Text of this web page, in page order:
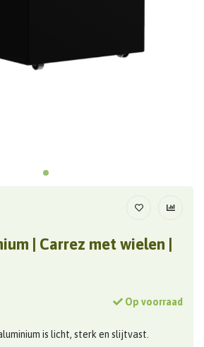
| Carrez met wielen |
Op voorraad
is licht, sterk en slijtvast.